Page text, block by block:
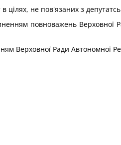
цілях, не пов'язаних з
повноважень Верховної
Верховної Ради Автономної